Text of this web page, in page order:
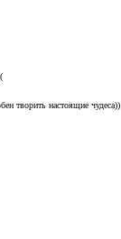
творить настоящие чудеса))